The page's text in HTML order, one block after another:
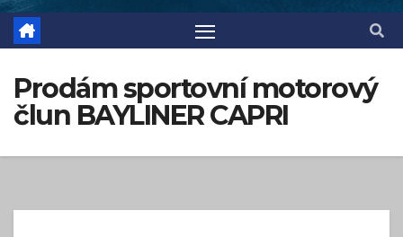
Prodám sportovní motorový
člun BAYLINER CAPRI